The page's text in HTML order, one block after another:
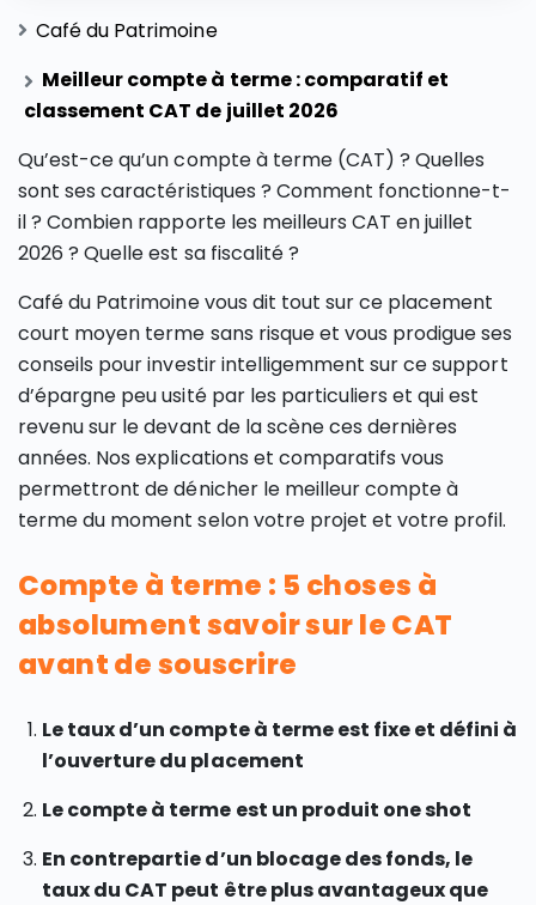
Café du Patrimoine
Meilleur compte à terme : comparatif et
classement CAT de juillet 2026
Qu’est-ce qu’un compte à terme (CAT) ? Quelles
sont ses caractéristiques ? Comment fonctionne-t-
il ? Combien rapporte les meilleurs CAT en juillet
2026 ? Quelle est sa fiscalité ?
Café du Patrimoine vous dit tout sur ce placement
court moyen terme sans risque et vous prodigue ses
conseils pour investir intelligemment sur ce support
d’épargne peu usité par les particuliers et qui est
revenu sur le devant de la scène ces dernières
années. Nos explications et comparatifs vous
permettront de dénicher le meilleur compte à
terme du moment selon votre projet et votre profil.
Compte à terme : 5 choses à
absolument savoir sur le CAT
avant de souscrire
Le taux d’un compte à terme est fixe et défini à
l’ouverture du placement
Le compte à terme est un produit one shot
En contrepartie d’un blocage des fonds, le
taux du CAT peut être plus avantageux que